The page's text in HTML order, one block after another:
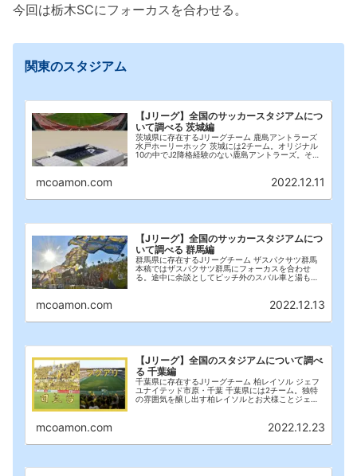
今回は栃木SCにフォーカスを合わせる。
関東のスタジアム
【Jリーグ】全国のサッカースタジアムにつ
いて調べる 茨城編
茨城県に存在するJリーグチーム 鹿島アントラーズ
水戸ホーリーホック 茨城には2チーム。オリジナル
10の中でJ2降格経験のない鹿島アントラーズ。そし
mcoamon.com 2022.12.11
【Jリーグ】全国のサッカースタジアムにつ
いて調べる 群馬編
群馬県に存在するJリーグチーム ザスパクサツ群馬
本稿ではザスパクサツ群馬にフォーカスを合わせ
る。途中に余談としてピッチ外のスバル車と湯もみ
mcoamon.com 2022.12.13
【Jリーグ】全国のスタジアムについて調べ
る 千葉編
千葉県に存在するJリーグチーム 柏レイソル ジェフ
ユナイテッド市原・千葉 千葉県には2チーム。独特
の雰囲気を醸し出す柏レイソルとお犬様ことジェフ
mcoamon.com 2022.12.23